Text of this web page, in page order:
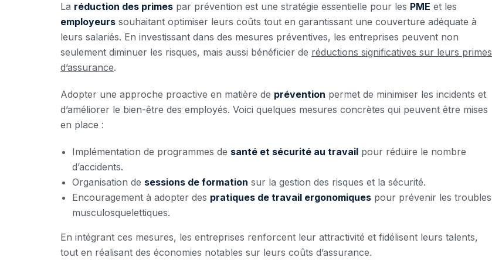
La réduction des primes par prévention est une stratégie essentielle pour les PME et les
employeurs souhaitant optimiser leurs coûts tout en garantissant une couverture adéquate à
leurs salariés. En investissant dans des mesures préventives, les entreprises peuvent non
seulement diminuer les risques, mais aussi bénéficier de réductions significatives sur leurs primes
d’assurance.
Adopter une approche proactive en matière de prévention permet de minimiser les incidents et
d’améliorer le bien-être des employés. Voici quelques mesures concrètes qui peuvent être mises
en place :
Implémentation de programmes de santé et sécurité au travail pour réduire le nombre
d’accidents.
Organisation de sessions de formation sur la gestion des risques et la sécurité.
Encouragement à adopter des pratiques de travail ergonomiques pour prévenir les troubles
musculosquelettiques.
En intégrant ces mesures, les entreprises renforcent leur attractivité et fidélisent leurs talents,
tout en réalisant des économies notables sur leurs coûts d’assurance.